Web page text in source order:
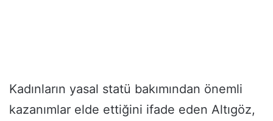
Kadınların yasal statü bakımından önemli
kazanımlar elde ettiğini ifade eden Altıgöz,